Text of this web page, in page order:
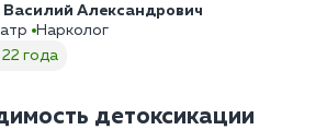
Василий Александрович
Нарколог
года
детоксикации